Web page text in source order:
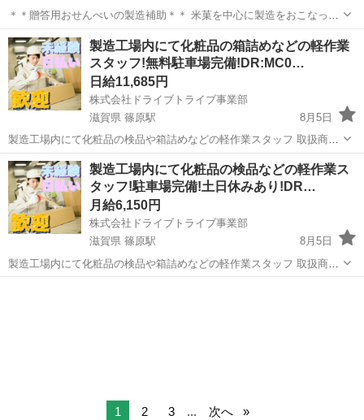
＊＊贈答用おせんべいの製造補助＊＊ 米菓を中心に製造をおこなって
います！ 未経験歓迎！ 手順書もあるので安心して作業が進められます
♪ 気さくなメンバーが多く働きやすい職場です！ ＜具体的には…＞ ◆
湿度や温度など設備調整...
岩手 遠野市 倉庫
製造工場内にて化粧品の箱詰めなどの軽作業
スタッフ!無料駐車場完備!DR:MC0…
日給11,685円
株式会社ドライブトライブ事業部
滋賀県 篠原駅
8月5日
製造工場内にて化粧品の検品や箱詰めなどの軽作業スタッフ 取扱商
品・・・化粧品 作業場所・・・製造工場内 年齢層 ・・・20～55く
らいまでの方が活躍中 勤務時間・・・22:00～7:00 ◆すぐに面接出来
る!履歴書...
滋賀 野洲市 篠原駅 製造工場
製造工場内にて化粧品の検品などの軽作業ス
タッフ!駐車場完備!土日休みあり!DR…
月給6,150円
株式会社ドライブトライブ事業部
滋賀県 篠原駅
8月5日
製造工場内にて化粧品の検品や箱詰めなどの軽作業スタッフ 取扱商
品・・・化粧品 作業場所・・・製造工場内 年齢層 ・・・20～55く
1 2 3 ... 次へ